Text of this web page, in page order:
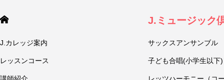
J.カレッジ案内
レッスンコース
J.ミュージック
サックスアンサンブル
子ども合唱(小学生以下)